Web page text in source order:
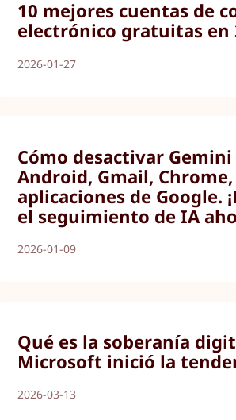
10 mejores cuentas de
electrónico gratuitas en
2026-01-27
Cómo desactivar Gemini
Android, Gmail,
aplicaciones de Google.
el seguimiento de IA
2026-01-09
Qué es la soberanía
Microsoft inició la
2026-03-13